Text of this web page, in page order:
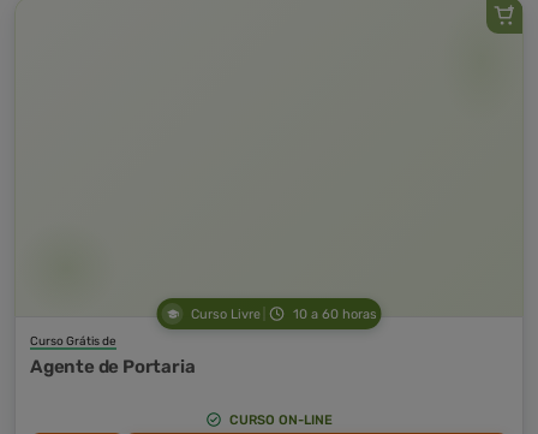
Curso Livre 10 a 60 horas
Curso Grátis de
Agente de Portaria
CURSO ON-LINE